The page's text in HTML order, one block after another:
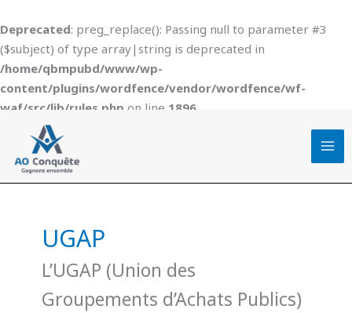
Deprecated: preg_replace(): Passing null to parameter #3
($subject) of type array|string is deprecated in
/home/qbmpubd/www/wp-
content/plugins/wordfence/vendor/wordfence/wf-
waf/src/lib/rules.php on line 1896
au
contenu
UGAP
L’UGAP (Union des
Groupements d’Achats Publics)